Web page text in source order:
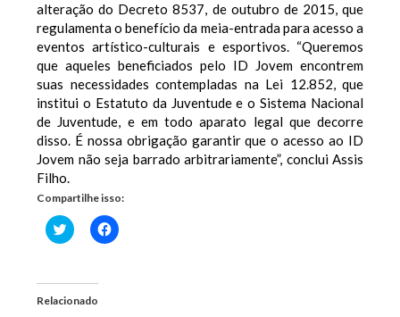
alteração do Decreto 8537, de outubro de 2015, que
regulamenta o benefício da meia-entrada para acesso a
eventos artístico-culturais e esportivos. “Queremos
que aqueles beneficiados pelo ID Jovem encontrem
suas necessidades contempladas na Lei 12.852, que
institui o Estatuto da Juventude e o Sistema Nacional
de Juventude, e em todo aparato legal que decorre
disso. É nossa obrigação garantir que o acesso ao ID
Jovem não seja barrado arbitrariamente”, conclui Assis
Filho.
Compartilhe isso:
Clique
para
em
nova
janela)
Clique
para
Relacionado